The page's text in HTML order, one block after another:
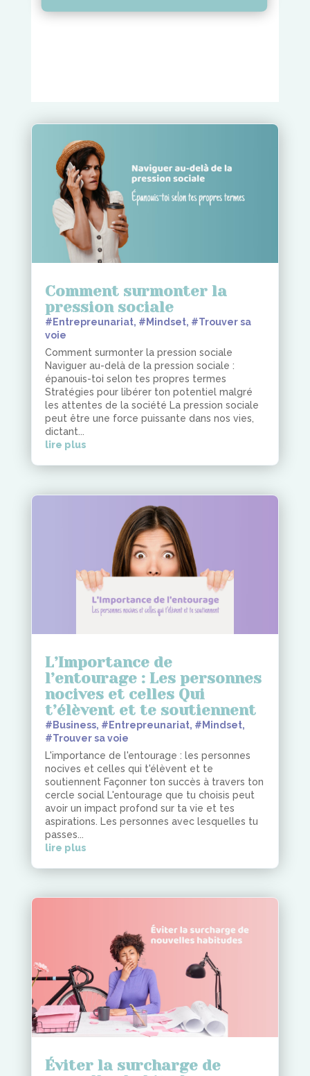
Comment surmonter la
pression sociale
#Entrepreunariat, #Mindset, #Trouver sa
voie
Comment surmonter la pression sociale
Naviguer au-delà de la pression sociale :
épanouis-toi selon tes propres termes
Stratégies pour libérer ton potentiel malgré
les attentes de la société La pression sociale
peut être une force puissante dans nos vies,
dictant...
lire plus
L’Importance de
l’entourage : Les personnes
nocives et celles Qui
t’élèvent et te soutiennent
#Business, #Entrepreunariat, #Mindset,
#Trouver sa voie
L'importance de l'entourage : les personnes
nocives et celles qui t'élèvent et te
soutiennent Façonner ton succès à travers ton
cercle social L'entourage que tu choisis peut
avoir un impact profond sur ta vie et tes
aspirations. Les personnes avec lesquelles tu
passes...
lire plus
Éviter la surcharge de